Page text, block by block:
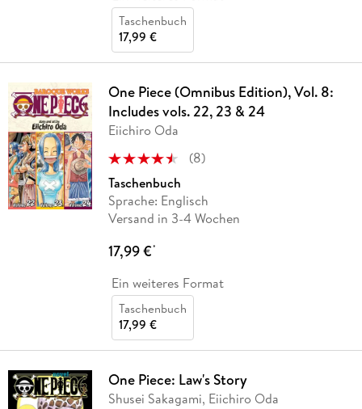
Taschenbuch
17,99 €
One Piece (Omnibus Edition), Vol. 8:
Includes vols. 22, 23 & 24
Eiichiro Oda
(8)
Taschenbuch
Sprache: Englisch
Versand in 3-4 Wochen
17,99 €*
Ein weiteres Format
Taschenbuch
17,99 €
One Piece: Law's Story
Shusei Sakagami, Eiichiro Oda